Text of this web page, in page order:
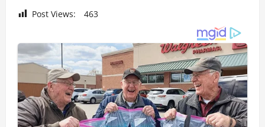
Post Views: 463